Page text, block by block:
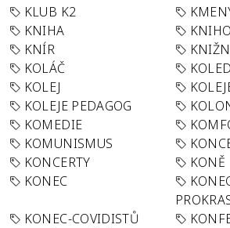
KLUB K2
KNIHA
KNÍR
KOLÁČ
KOLEJ
KOLEJE PEDAGOG
KOMEDIE
KOMUNISMUS
KONCERTY
KONĚ
KONEC
KONEC-COVIDISTŮ